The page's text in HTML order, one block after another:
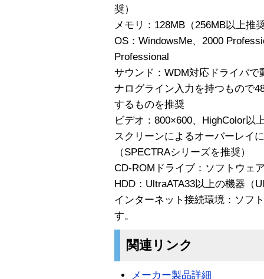
奨）
メモリ：128MB（256MB以上推
OS：WindowsMe、2000
Professional
サウンド：WDM対応ドライバ
ナログライン入力を持つもので
するものを推奨
ビデオ：800×600、HighColor以
スクリーンによるオーバーレイ
（SPECTRAシリーズを推奨）
CD-ROMドライブ：ソフトウェ
HDD：UltraATA33以上の機器（
インターネット接続環境：ソフ
す。
関連リンク
メーカー製品詳細